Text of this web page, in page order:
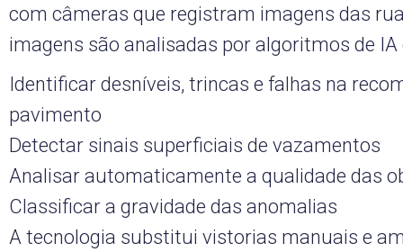
com câmeras que registram imagens das
imagens são analisadas por algoritmos de IA
Identificar desníveis, trincas e falhas na
pavimento
Detectar sinais superficiais de vazamentos
Analisar automaticamente a qualidade das
Classificar a gravidade das anomalias
A tecnologia substitui vistorias manuais e